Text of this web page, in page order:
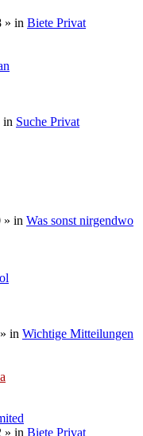
» in Biete Privat
in Suche Privat
» in Was sonst nirgendwo
» in Wichtige Mitteilungen
» in Biete Privat